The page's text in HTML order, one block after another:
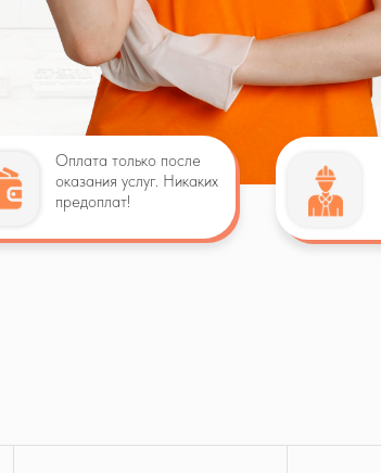
Оплата только после
оказания услуг. Никаких
предоплат!